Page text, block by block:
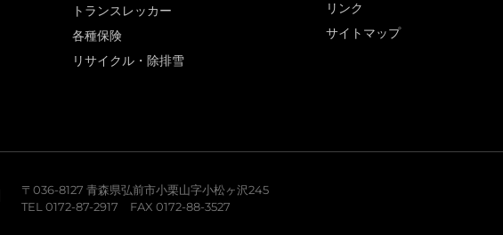
トランスレッカー
各種保険
リサイクル・除排雪
リンク
サイトマップ
〒036-8127 青森県弘前市小栗山字小松ヶ沢245
TEL 0172-87-2917 FAX 0172-88-3527